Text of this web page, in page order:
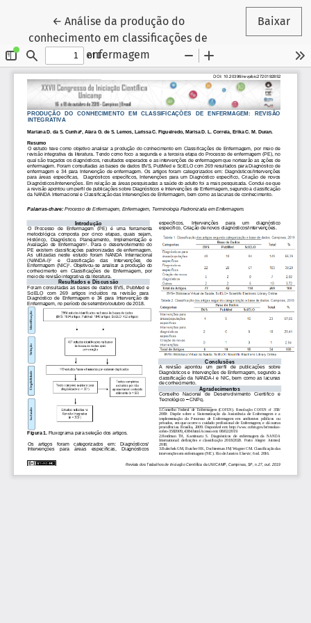
← Voltar aos Detalhes do Artigo
Análise da produção do
conhecimento em classificações de
enfermagem
Baixar